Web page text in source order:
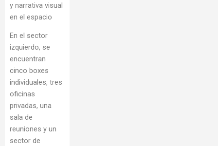
y narrativa visual
en el espacio
En el sector
izquierdo, se
encuentran
cinco boxes
individuales, tres
oficinas
privadas, una
sala de
reuniones y un
sector de